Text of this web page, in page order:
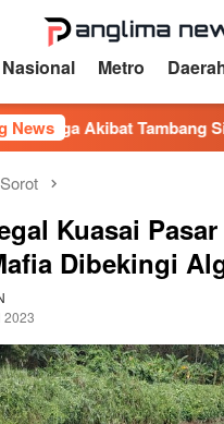
Nasional Metro
NewsTambang Siluman di
Sorot
Kuasai
Dibekingi
2023